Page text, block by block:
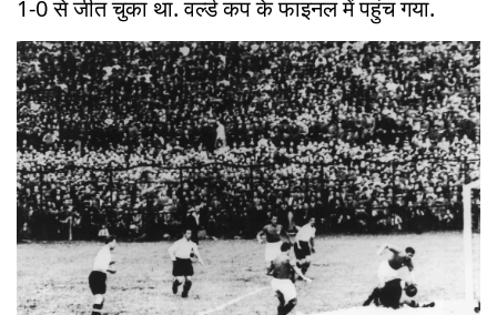
1-0 से जीत चुका था. वर्ल्ड कप के फाइनल में पहुंच गया.